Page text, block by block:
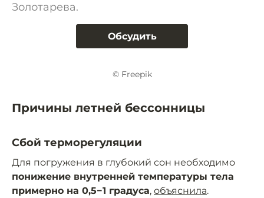
Золотарева.
Обсудить
© Freepik
Причины летней бессонницы
Сбой терморегуляции
Для погружения в глубокий сон необходимо
понижение внутренней температуры тела
примерно на 0,5−1 градуса, объяснила.